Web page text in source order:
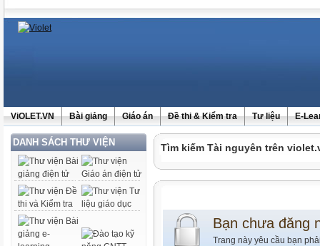
ViOLET.VN Bài giảng Giáo án Đề thi & Kiểm tra Tư liệu E-
DANH SÁCH THƯ VIỆN Tìm kiếm Tài nguyên trên
Bạn chưa đăng
Trang này yêu cầu bạn